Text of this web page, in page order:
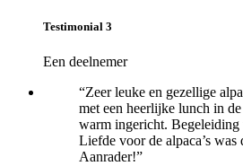
Testimonial 3
Een deelnemer
“Zeer leuke en gezellige
met een heerlijke lunch in
warm ingericht. Begeleiding
Liefde voor de alpaca’s
Aanrader!”